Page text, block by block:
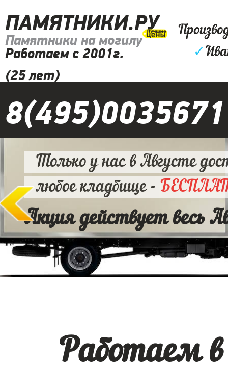
ПАМЯТНИКИ.РУ
Памятники на могилу
Работаем с 2001г.
(25 лет)
✓
8(495)0035671
Только у нас в Августе
любое кладбище -
Акция действует весь
Работаем